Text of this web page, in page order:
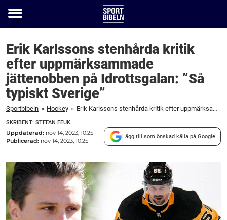
Toggle
Erik Karlssons stenhårda kritik
efter uppmärksammade
jättenobben på Idrottsgalan: ”Så
typiskt Sverige”
Sportbibeln » Hockey » Erik Karlssons stenhårda kritik efter uppmärksammade jättenobben på Idrottsgalan: "Så typiskt Sverige"
SKRIBENT: STEFAN FEUK
Uppdaterad: nov 14, 2023, 10:25
Publicerad: nov 14, 2023, 10:25
Lägg till som önskad källa på Google